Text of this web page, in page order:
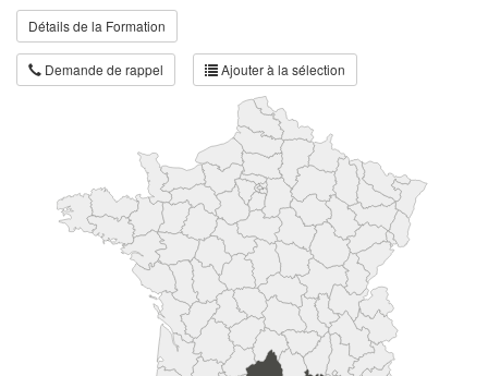
Détails de la Formation
Demande de rappel Ajouter à la sélection